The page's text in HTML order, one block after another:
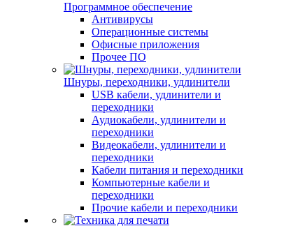
Программное обеспечение
Антивирусы
Операционные системы
Офисные приложения
Прочее ПО
Шнуры, переходники, удлинители
USB кабели, удлинители и
переходники
Аудиокабели, удлинители и
переходники
Видеокабели, удлинители и
переходники
Кабели питания и переходники
Компьютерные кабели и
переходники
Прочие кабели и переходники